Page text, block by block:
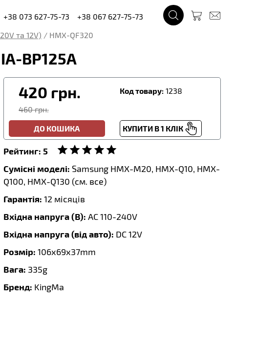
+38 073 627-75-73
+38 067 627-75-73
та 12V) / HMX-QF320
BP125A
420 грн.
460 грн.
Код товару: 1238
ДО КОШИКА КУПИТИ В 1 КЛІК
Рейтинг: 5
Сумісні моделі: Samsung HMX-M20, HMX-Q10, HMX-
Q100, HMX-Q130 (см. все)
Гарантія: 12 місяців
Вхідна напруга (В): AC 110-240V
Вхідна напруга (від авто): DC 12V
Розмір: 106х69х37mm
Вага: 335g
Бренд: KingMa